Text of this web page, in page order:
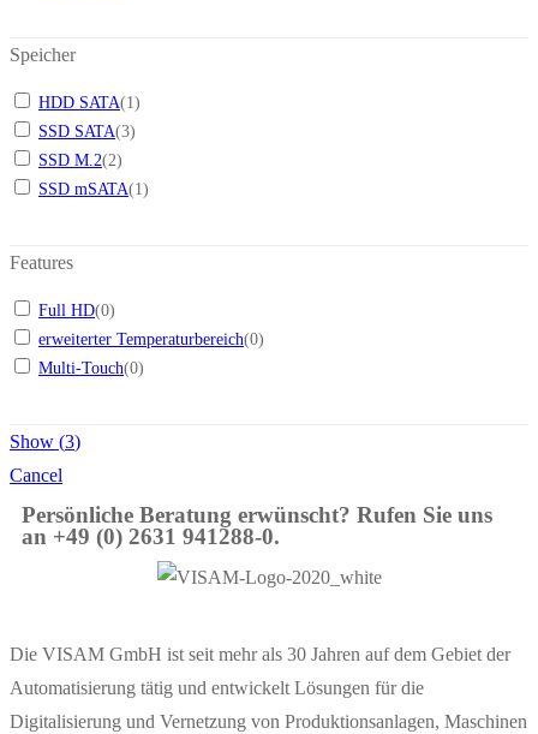
Speicher
HDD SATA(1)
SSD SATA(3)
SSD M.2(2)
SSD mSATA(1)
Features
Full HD(0)
erweiterter Temperaturbereich(0)
Multi-Touch(0)
Show (3)
Cancel
Persönliche Beratung erwünscht? Rufen Sie uns
an +49 (0) 2631 941288-0.
Die VISAM GmbH ist seit mehr als 30 Jahren auf dem Gebiet der
Automatisierung tätig und entwickelt Lösungen für die
Digitalisierung und Vernetzung von Produktionsanlagen, Maschinen